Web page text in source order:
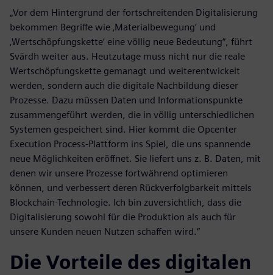
„Vor dem Hintergrund der fortschreitenden Digitalisierung
bekommen Begriffe wie ‚Materialbewegung‘ und
‚Wertschöpfungskette‘ eine völlig neue Bedeutung“, führt
Svärdh weiter aus. Heutzutage muss nicht nur die reale
Wertschöpfungskette gemanagt und weiterentwickelt
werden, sondern auch die digitale Nachbildung dieser
Prozesse. Dazu müssen Daten und Informationspunkte
zusammengeführt werden, die in völlig unterschiedlichen
Systemen gespeichert sind. Hier kommt die Opcenter
Execution Process-Plattform ins Spiel, die uns spannende
neue Möglichkeiten eröffnet. Sie liefert uns z. B. Daten, mit
denen wir unsere Prozesse fortwährend optimieren
können, und verbessert deren Rückverfolgbarkeit mittels
Blockchain-Technologie. Ich bin zuversichtlich, dass die
Digitalisierung sowohl für die Produktion als auch für
unsere Kunden neuen Nutzen schaffen wird.“
Die Vorteile des digitalen